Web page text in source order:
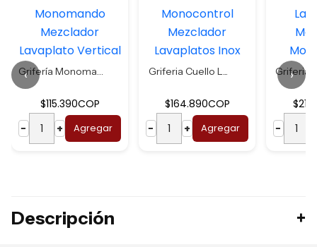
Grifería Monomand...
$115.390COP
−
+ Agregar
Griferia Cuello L...
$164.890COP
−
+ Agregar
Griferia
−
‹ ›
Descripción